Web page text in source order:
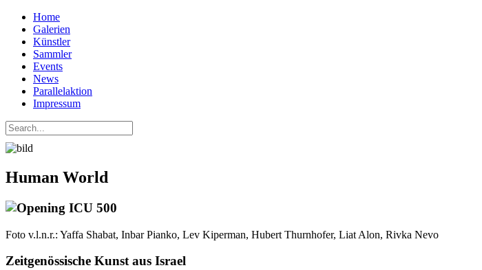
Home
Galerien
Künstler
Sammler
Events
News
Parallelaktion
Impressum
Human World
Foto v.l.n.r.: Yaffa Shabat, Inbar Pianko, Lev Kiperman, Hubert Thurnhofer, Liat Alon, Rivka Nevo
Zeitgenössische Kunst aus Israel